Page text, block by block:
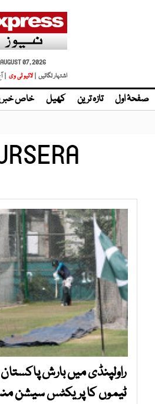
AUGUST 07, 2026
اشتہار لگائیں | لائیو ٹی وی |
صفحۂ اول تازہ ترین کھیل خاص
راولپنڈی میں بارش پاکستان
ٹیموں کا پریکٹس سیشن